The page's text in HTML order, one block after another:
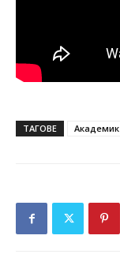
ТАГОВЕ Академик